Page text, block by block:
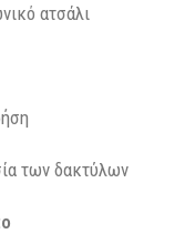
ατσάλι
των δακτύλων